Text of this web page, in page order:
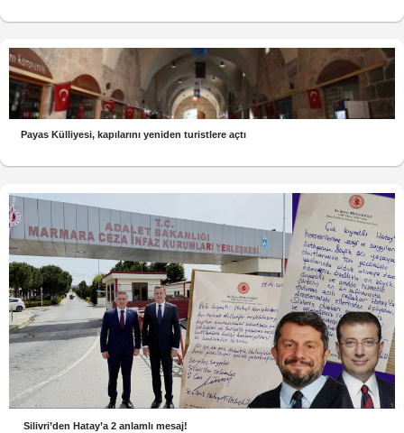
Payas Külliyesi, kapılarını yeniden turistlere açtı
Silivri’den Hatay’a 2 anlamlı mesaj!